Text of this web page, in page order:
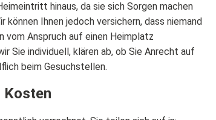
hinaus, da sie sich Sorgen machen
können Ihnen jedoch versichern, dass niemand
vom Anspruch auf einen Heimplatz
Sie individuell, klären ab, ob Sie Anrecht auf
beim Gesuchstellen.
Kosten